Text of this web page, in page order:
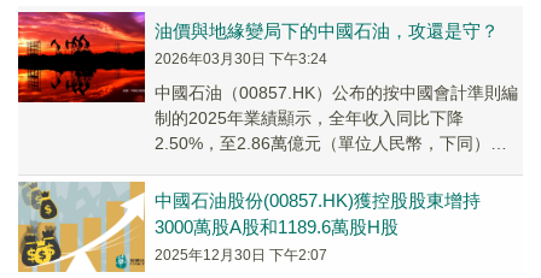
油價與地緣變局下的中國石油，攻還是守？
2026年03月30日 下午3:24
中國石油（00857.HK）公布的按中國會計準則編
制的2025年業績顯示，全年收入同比下降
2.50%，至2.86萬億元（單位人民幣，下同），
中國石油股份(00857.HK)獲控股股東增持
3000萬股A股和1189.6萬股H股
2025年12月30日 下午2:07